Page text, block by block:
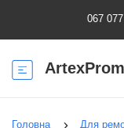
067
Головна Для